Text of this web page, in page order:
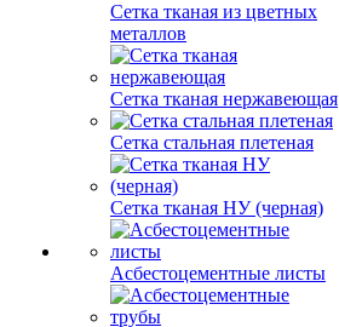
Сетка тканая из цветных
металлов
Сетка тканая нержавеющая
Сетка стальная плетеная
Сетка тканая НУ (черная)
Асбестоцементные листы